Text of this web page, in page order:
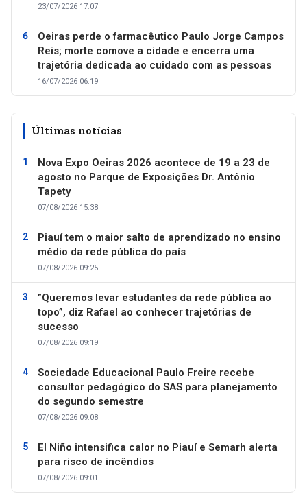
23/07/2026 17:07
Oeiras perde o farmacêutico Paulo Jorge Campos
Reis; morte comove a cidade e encerra uma
trajetória dedicada ao cuidado com as pessoas
16/07/2026 06:19
Últimas notícias
Nova Expo Oeiras 2026 acontece de 19 a 23 de
agosto no Parque de Exposições Dr. Antônio
Tapety
07/08/2026 15:38
Piauí tem o maior salto de aprendizado no ensino
médio da rede pública do país
07/08/2026 09:25
”Queremos levar estudantes da rede pública ao
topo”, diz Rafael ao conhecer trajetórias de
sucesso
07/08/2026 09:19
Sociedade Educacional Paulo Freire recebe
consultor pedagógico do SAS para planejamento
do segundo semestre
07/08/2026 09:08
El Niño intensifica calor no Piauí e Semarh alerta
para risco de incêndios
07/08/2026 09:01